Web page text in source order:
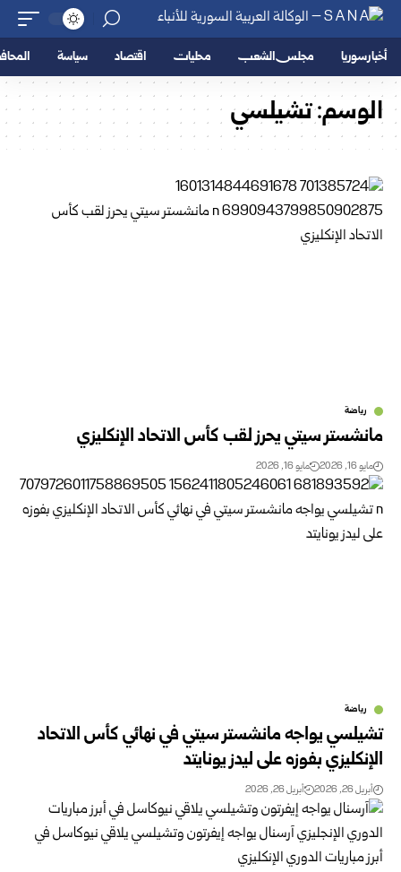
أخبار سوريا مجلس الشعب محليات اقتصاد سياسة
الوسم:تشيلسي
رياضة
مانشستر سيتي يحرز لقب كأس الاتحاد الإنكليزي
مايو 16, 2026 مايو 16, 2026
رياضة
تشيلسي يواجه مانشستر سيتي في نهائي كأس الاتحاد
الإنكليزي بفوزه على ليدز يونايتد
أبريل 26, 2026 أبريل 26, 2026